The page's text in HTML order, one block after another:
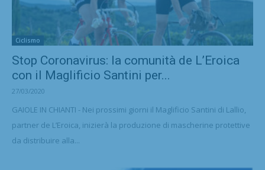
Ciclismo
Stop Coronavirus: la comunità de L’Eroica
con il Maglificio Santini per...
27/03/2020
GAIOLE IN CHIANTI - Nei prossimi giorni il Maglificio Santini di Lallio,
partner de L’Eroica, inizierà la produzione di mascherine protettive
da distribuire alla...